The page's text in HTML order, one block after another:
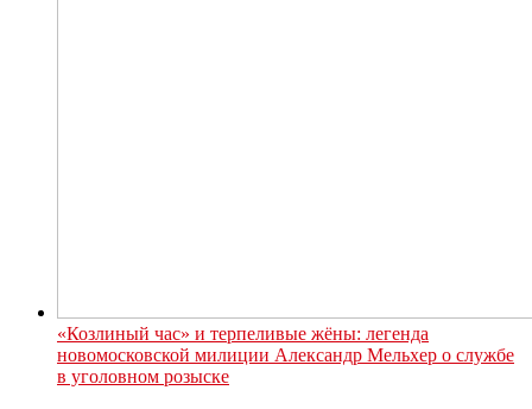
«Козлиный час» и терпеливые жёны: легенда
новомосковской милиции Александр Мельхер о службе
в уголовном розыске